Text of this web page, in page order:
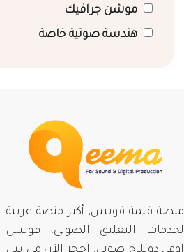
موشن جرافيك
هندسة صوتية خاصة
منصة قيمة فويس, أكبر منصة عربية
لخدمات التعليق الصوتي، فويس